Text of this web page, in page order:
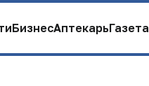
БизнесАптекарьГазета